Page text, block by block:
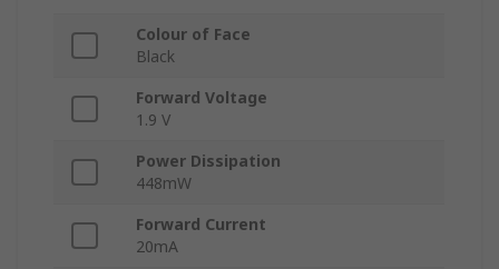
Colour of Face
Black
Forward Voltage
1.9 V
Power Dissipation
448mW
Forward Current
20mA